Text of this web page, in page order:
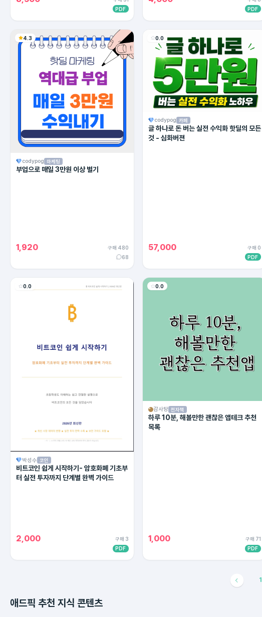
PDF
PDF
4.3
codypog 마케팅
부업으로 매일 3만원 이상 벌기
1,920
구매 480
68
0.0
codypog 카페
글 하나로 돈 버는 실전 수익화 핫딜의 모든
것 - 심화버젼
57,000
구매 0
PDF
0.0
박성수 코인
비트코인 쉽게 시작하기- 암호화폐 기초부
터 실전 투자까지 단계별 완벽 가이드
2,000
구매 3
PDF
0.0
감사탕 전자책
하루 10분, 해볼만한 괜찮은 앱테크 추천
목록
1,000
구매 71
PDF
1
애드픽 추천 지식 콘텐츠